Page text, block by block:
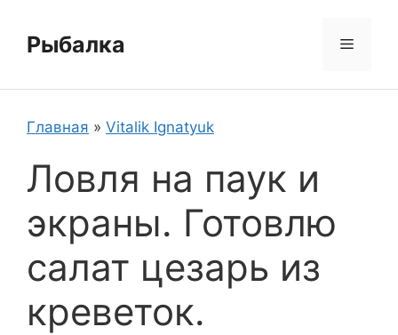
содержимому
Рыбалка Меню
Главная » Vitalik Ignatyuk
Ловля на паук и
экраны. Готовлю
салат цезарь из
креветок.